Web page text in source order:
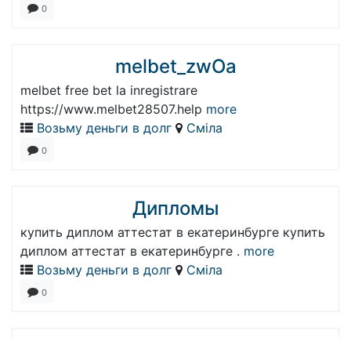
0
melbet_zwOa
melbet free bet la inregistrare
https://www.melbet28507.help more
Возьму деньги в долг
Сміла
0
Дипломы
купить диплом аттестат в екатеринбурге купить
диплом аттестат в екатеринбурге . more
Возьму деньги в долг
Сміла
0